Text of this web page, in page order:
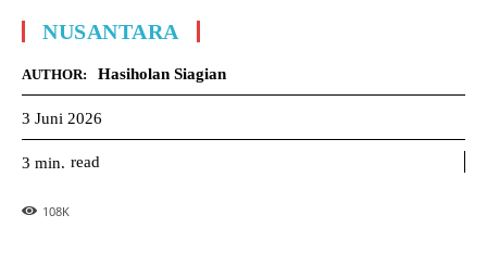
NUSANTARA
AUTHOR: Hasiholan Siagian
3 Juni 2026
3 min. read
108K